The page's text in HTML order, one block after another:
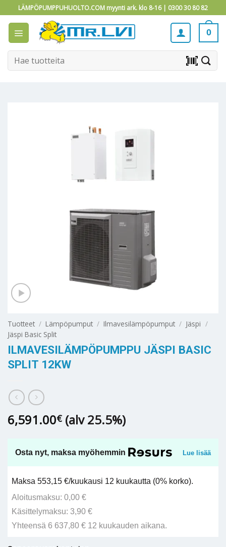
to
content
LÄMPÖPUMPPUHUOLTO.COM myynti ark. klo 8-16 | 0300 30 80 82
0
Etsi: barcode_scanner
Tuotteet / Lämpöpumput / Ilmavesilämpöpumput / Jäspi /
Jäspi Basic Split
ILMAVESILÄMPÖPUMPPU JÄSPI BASIC
SPLIT 12KW
6,591.00€ (alv 25.5%)
Osta nyt, maksa myöhemmin Lue lisää
Maksa 553,15 €/kuukausi 12 kuukautta (0% korko).
Aloitusmaksu: 0,00 €
Käsittelymaksu: 3,90 €
Yhteensä 6 637,80 € 12 kuukauden aikana.